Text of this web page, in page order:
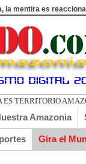
la mentira es
Amazonia
Gira el